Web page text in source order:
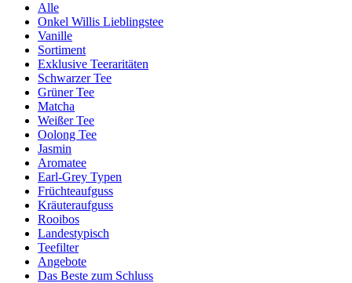
Alle
Onkel Willis Lieblingstee
Vanille
Sortiment
Exklusive Teeraritäten
Schwarzer Tee
Grüner Tee
Matcha
Weißer Tee
Oolong Tee
Jasmin
Aromatee
Earl-Grey Typen
Früchteaufguss
Kräuteraufguss
Rooibos
Landestypisch
Teefilter
Angebote
Das Beste zum Schluss